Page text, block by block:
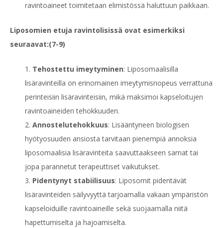
ravintoaineet toimitetaan elimistössä haluttuun paikkaan.
Liposomien etuja ravintolisissä ovat esimerkiksi
seuraavat:(7-9)
Tehostettu imeytyminen: Liposomaalisilla
lisäravinteilla on erinomainen imeytymisnopeus verrattuna
perinteisiin lisäravinteisiin, mikä maksimoi kapseloitujen
ravintoaineiden tehokkuuden.
Annostelutehokkuus: Lisääntyneen biologisen
hyötyosuuden ansiosta tarvitaan pienempiä annoksia
liposomaalisia lisäravinteita saavuttaakseen samat tai
jopa parannetut terapeuttiset vaikutukset.
Pidentynyt stabiilisuus: Liposomit pidentävät
lisäravinteiden säilyvyyttä tarjoamalla vakaan ympäristön
kapseloiduille ravintoaineille sekä suojaamalla niitä
hapettumiselta ja hajoamiselta.